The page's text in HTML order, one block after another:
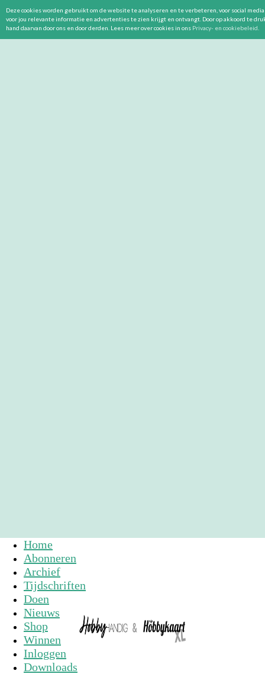
Home
Abonneren
Archief
Tijdschriften
Doen
Nieuws
Shop
Winnen
Inloggen
Downloads
Deze cookies worden gebruikt om de website te analyseren en te verbeteren, voor social
voor jou relevante informatie en advertenties te zien krijgt en ontvangt. Door op akkoord te
hand daarvan door ons en door derden. Lees meer over cookies in ons Privacy- en cookiebeleid